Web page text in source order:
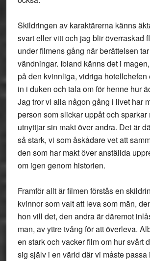
Skildringen av karaktärerna känns
svart eller vitt och jag blir överraskad
under filmens gång när berättelsen
vändningar. Ibland känns det i
på den kvinnliga, vidriga
in i duken och tala om för henne hur
Jag tror vi alla någon gång i livet har
person som slickar uppåt och sparkar
utnyttjar sin makt över andra. Det är
så stark, vi som åskådare vet att
den som har makt över anställda
om igen genom historien.
Framför allt är filmen förstås en
kvinnor som valt att leva som män,
hon vill det, den andra är däremot
man, av yttre tvång för att överleva.
en stark och vacker film om hur svårt
sig själv i en värld där vi måste passa